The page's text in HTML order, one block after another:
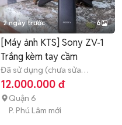
2 ngày trước 6
[Máy ảnh KTS] Sony ZV-1
Trắng kèm tay cầm
Đã sử dụng (chưa sửa
chữa) 3 tháng
12.000.000 đ
Quận 6
P. Phú Lâm mới